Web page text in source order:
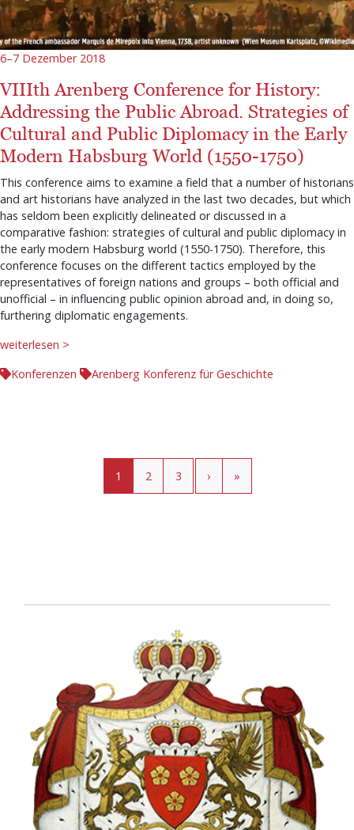
6–7 Dezember 2018
VIIIth Arenberg Conference for History:
Addressing the Public Abroad. Strategies of
Cultural and Public Diplomacy in the Early
Modern Habsburg World (1550-1750)
This conference aims to examine a field that a number of historians
and art historians have analyzed in the last two decades, but which
has seldom been explicitly delineated or discussed in a
comparative fashion: strategies of cultural and public diplomacy in
the early modern Habsburg world (1550-1750). Therefore, this
conference focuses on the different tactics employed by the
representatives of foreign nations and groups – both official and
unofficial – in influencing public opinion abroad and, in doing so,
furthering diplomatic engagements.
weiterlesen >
Konferenzen
Arenberg Konferenz für Geschichte
Seitennummerierung
Aktuelle Seite
1 Seite
2 Seite
3 ›› »